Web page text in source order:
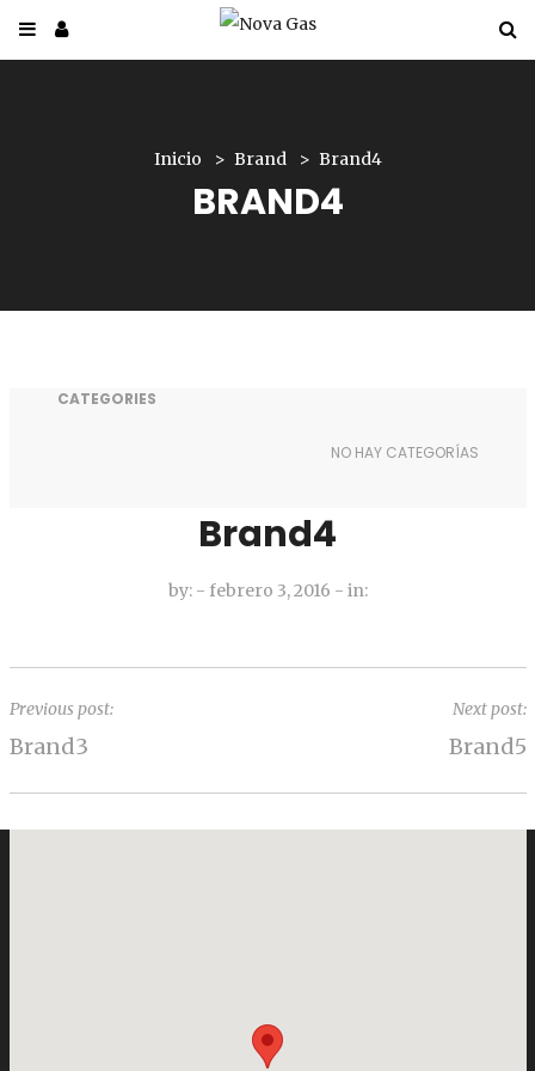
Inicio Brand Brand4
BRAND4
CATEGORIES
NO HAY CATEGORÍAS
Brand4
by: - febrero 3, 2016 - in:
Previous post:
Brand3
Next post:
Brand5